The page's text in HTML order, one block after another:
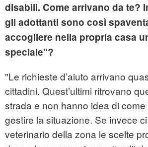
disabili. Come arrivano da te?
gli adottanti sono così
accogliere nella propria casa
speciale"?
"Le richieste d’aiuto arrivano
cittadini. Quest’ultimi ritrovano
strada e non hanno idea di
gestire la situazione. Se invece
veterinario della zona le scelte